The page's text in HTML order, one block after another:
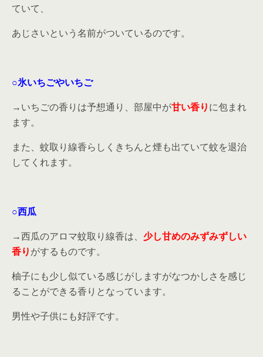
ていて、
あじさいという名前がついているのです。
○氷いちごやいちご
→いちごの香りは予想通り、部屋中が甘い香りに包まれ
ます。
また、蚊取り線香らしくきちんと煙も出ていて蚊を退治
してくれます。
○西瓜
→西瓜のアロマ蚊取り線香は、 少し甘めのみずみずしい
香りがするものです。
柚子にも少し似ている感じがしますがなつかしさを感じ
ることができる香りとなっています。
男性や子供にも好評です。